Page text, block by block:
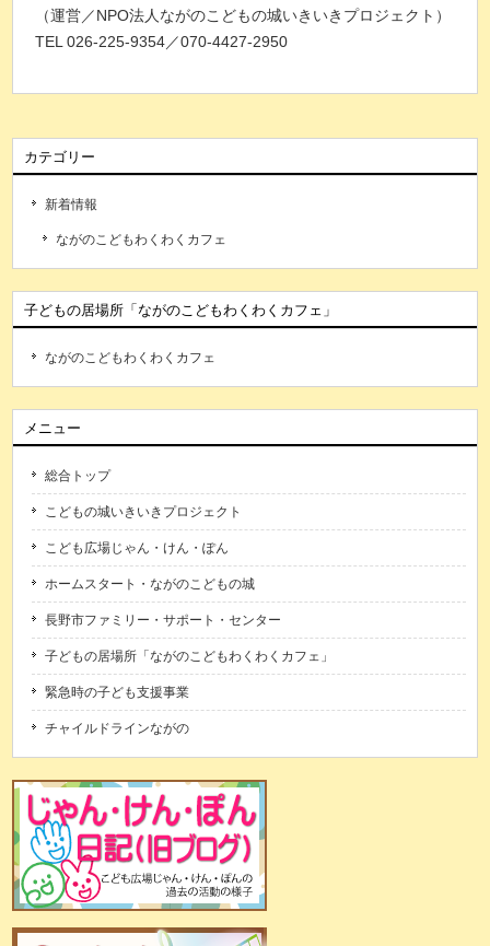
（運営／NPO法人ながのこどもの城いきいきプロジェクト）
TEL 026-225-9354／070-4427-2950
カテゴリー
新着情報
ながのこどもわくわくカフェ
子どもの居場所「ながのこどもわくわくカフェ」
ながのこどもわくわくカフェ
メニュー
総合トップ
こどもの城いきいきプロジェクト
こども広場じゃん・けん・ぽん
ホームスタート・ながのこどもの城
長野市ファミリー・サポート・センター
子どもの居場所「ながのこどもわくわくカフェ」
緊急時の子ども支援事業
チャイルドラインながの